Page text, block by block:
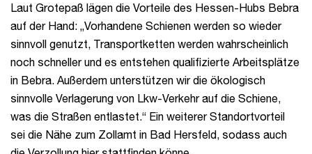
Laut Grotepaß lägen die Vorteile des Hessen-Hubs Bebra
auf der Hand: „Vorhandene Schienen werden so wieder
sinnvoll genutzt, Transportketten werden wahrscheinlich
noch schneller und es entstehen qualifizierte Arbeitsplätze
in Bebra. Außerdem unterstützen wir die ökologisch
sinnvolle Verlagerung von Lkw-Verkehr auf die Schiene,
was die Straßen entlastet.“ Ein weiterer Standortvorteil
sei die Nähe zum Zollamt in Bad Hersfeld, sodass auch